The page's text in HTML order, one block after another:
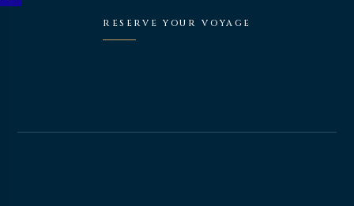
RESERVE YOUR VOYAGE